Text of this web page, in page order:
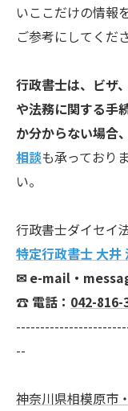
いここだけの情報
ご参考にしてくだ
行政書士は、ビザ
や法務に関する手
か分からない場合
相談も承っており
い。
行政書士ダイセイ
特定行政書士 大井
✉︎ e-mail・
☎ 電話： 042-816-
--
神奈川県相模原市